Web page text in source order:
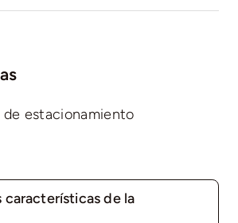
de estacionamiento
características de la